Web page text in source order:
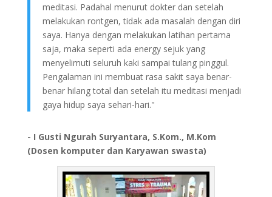
meditasi. Padahal menurut dokter dan setelah
melakukan rontgen, tidak ada masalah dengan diri
saya. Hanya dengan melakukan latihan pertama
saja, maka seperti ada energy sejuk yang
menyelimuti seluruh kaki sampai tulang pinggul.
Pengalaman ini membuat rasa sakit saya benar-
benar hilang total dan setelah itu meditasi menjadi
gaya hidup saya sehari-hari."
- I Gusti Ngurah Suryantara, S.Kom., M.Kom
(Dosen komputer dan Karyawan swasta)